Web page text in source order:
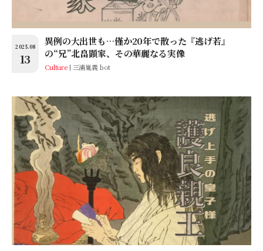
2025.08
13
異例の大出世も…僅か20年で散った『逃げ若』
の“兄”北畠顕家、その華麗なる実像
Culture 三浦胤義 bot